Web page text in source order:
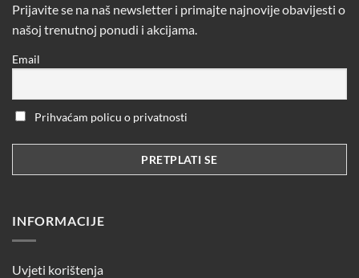
Prijavite se na naš newsletter i primajte najnovije obavijesti o
našoj trenutnoj ponudi i akcijama.
Email
Prihvaćam policu o privatnosti
INFORMACIJE
Uvjeti korištenja